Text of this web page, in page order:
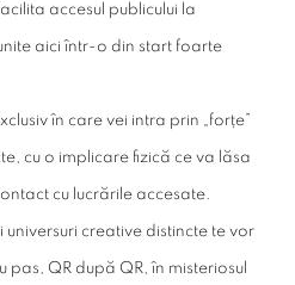
accesul publicului la
aici într-o din start foarte
în care vei intra prin „forțe”
cu o implicare fizică ce va lăsa
cu lucrările accesate.
universuri creative distincte te vor
QR după QR, în misteriosul